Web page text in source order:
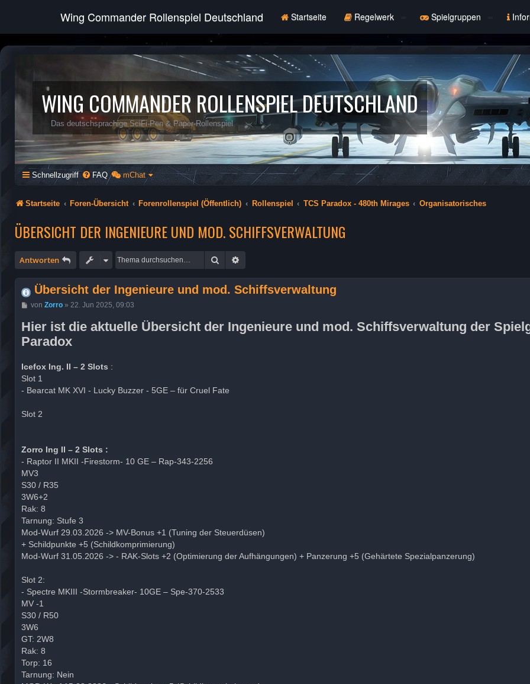
Wing Commander Rollenspiel Deutschland Startseite Regelwerk Spielgruppen
WING COMMANDER ROLLENSPIEL DEUTSCHLAND
Das deutschsprachige SciFi-Pen & Paper-Rollenspiel
Schnellzugriff FAQ mChat
Startseite Foren-Übersicht Forenrollenspiel (Öffentlich) Rollenspiel TCS Paradox - 480th Mirages Organisatorisches
ÜBERSICHT DER INGENIEURE UND MOD. SCHIFFSVERWALTUNG
Antworten Suche
Übersicht der Ingenieure und mod. Schiffsverwaltung
B
i
t
r
a
von Zorro» 22. Jun 2025, 09:03
Hier ist die aktuelle Übersicht der Ingenieure und mod. Schiffsverwaltung der
Paradox
Icefox Ing. II – 2 Slots :
Slot 1
- Bearcat MK XVI - Lucky Buzzer - 5GE – für Cruel Fate
Slot 2
Zorro Ing II – 2 Slots :
- Raptor II MKII -Firestorm- 10 GE – Rap-343-2256
MV3
S30 / R35
3W6+2
Rak: 8
Tarnung: Stufe 3
Mod-Wurf 29.03.2026 -> MV-Bonus +1 (Tuning der Steuerdüsen)
+ Schildpunkte +5 (Schildkomprimierung)
Mod-Wurf 31.05.2026 -> - RAK-Slots +2 (Optimierung der Aufhängungen) + Panzerung +5 (Gehärtete Spezialpanzerung)
Slot 2:
- Spectre MKIII -Stormbreaker- 10GE – Spe-370-2533
MV -1
S30 / R50
3W6
GT: 2W8
Rak: 8
Torp: 16
Tarnung: Nein